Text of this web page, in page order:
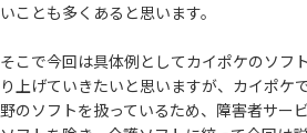
いことも多くあると思います。
そこで今回は具体例としてカイポケのソフ
り上げていきたいと思いますが、カイポケ
野のソフトを扱っているため、障害者サー